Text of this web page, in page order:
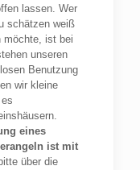
lassen. Wer
schätzen weiß
möchte, ist bei
unseren
Benutzung
wir kleine
eines
ist mit
über die